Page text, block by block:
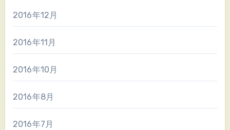
2016年12月
2016年11月
2016年10月
2016年8月
2016年7月